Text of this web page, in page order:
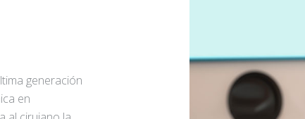
generación
en